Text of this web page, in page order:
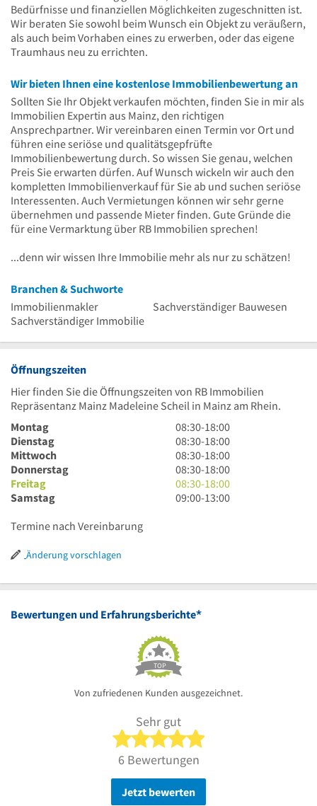
Bedürfnisse und finanziellen Möglichkeiten zugeschnitten ist.
Wir beraten Sie sowohl beim Wunsch ein Objekt zu veräußern,
als auch beim Vorhaben eines zu erwerben, oder das eigene
Traumhaus neu zu errichten.
Wir bieten Ihnen eine kostenlose Immobilienbewertung an
Sollten Sie Ihr Objekt verkaufen möchten, finden Sie in mir als
Immobilien Expertin aus Mainz, den richtigen
Ansprechpartner. Wir vereinbaren einen Termin vor Ort und
führen eine seriöse und qualitätsgepfrüfte
Immobilienbewertung durch. So wissen Sie genau, welchen
Preis Sie erwarten dürfen. Auf Wunsch wickeln wir auch den
kompletten Immobilienverkauf für Sie ab und suchen seriöse
Interessenten. Auch Vermietungen können wir sehr gerne
übernehmen und passende Mieter finden. Gute Gründe die
für eine Vermarktung über RB Immobilien sprechen!
...denn wir wissen Ihre Immobilie mehr als nur zu schätzen!
Branchen & Suchworte
Immobilienmakler
Sachverständiger Bauwesen
Sachverständiger Immobilie
Öffnungszeiten
Hier finden Sie die Öffnungszeiten von RB Immobilien
Repräsentanz Mainz Madeleine Scheil in Mainz am Rhein.
Montag
8
Uhr
30
bis
18
Uhr
08:30-18:00
Dienstag
8
Uhr
30
bis
18
08:30-18:00
Mittwoch
8
Uhr
30
bis
08:30-18:00
Donnerstag
8
Uhr
30
08:30-18:00
Freitag
8
Uhr
08:30-18:00
Samstag
9
09:00-13:00
Termine nach Vereinbarung
Änderung vorschlagen
Bewertungen und Erfahrungsberichte*
TOP
Von zufriedenen Kunden ausgezeichnet.
Sehr gut
5 von 5 Sternen
6 Bewertungen
Jetzt bewerten